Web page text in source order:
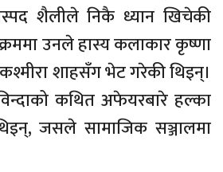
शैलीले निकै ध्यान खिचेकी
उनले हास्य कलाकार कृष्णा
शाहसँग भेट गरेकी थिइन्।
कथित अफेयरबारे हल्का
जसले सामाजिक सञ्जालमा